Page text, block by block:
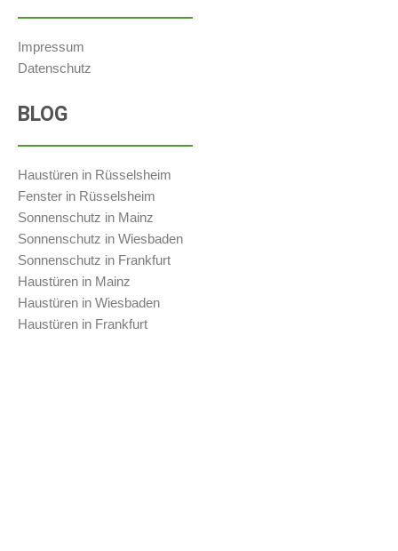
Impressum
Datenschutz
BLOG
Haustüren in Rüsselsheim
Fenster in Rüsselsheim
Sonnenschutz in Mainz
Sonnenschutz in Wiesbaden
Sonnenschutz in Frankfurt
Haustüren in Mainz
Haustüren in Wiesbaden
Haustüren in Frankfurt